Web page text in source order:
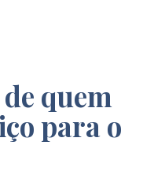
quem
para o